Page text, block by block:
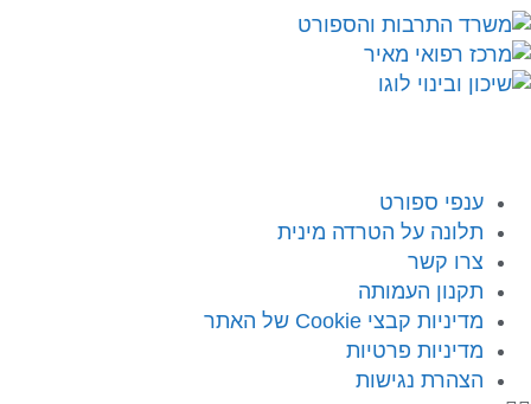
ענפי ספורט
תלונה על הטרדה מינית
צרו קשר
תקנון העמותה
מדיניות קבצי Cookie של האתר
מדיניות פרטיות
הצהרת נגישות